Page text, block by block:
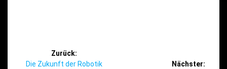
Beitragsnavigation
Zurück:
Vorheriger
Die Zukunft der Robotik
Nächster: